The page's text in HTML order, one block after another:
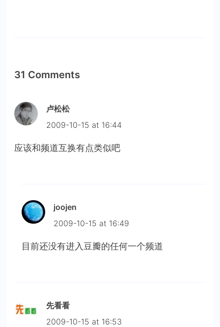
31 Comments
卢松松
2009-10-15 at 16:44
应该和频道互换有点类似吧
joojen
2009-10-15 at 16:49
目前还没有进入豆瓣的任何一个频道
先看看
2009-10-15 at 16:53